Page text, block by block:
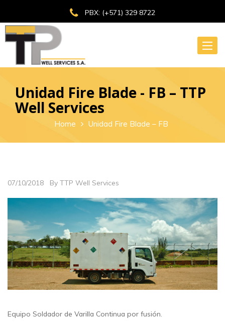
PBX: (+571) 329 8722
Toggle
Unidad Fire Blade - FB – TTP
Well Services
Home Unidad Fire Blade – FB
07/10/2018 By TTP Well Services
Equipo Soldador de Varilla Continua por fusión.